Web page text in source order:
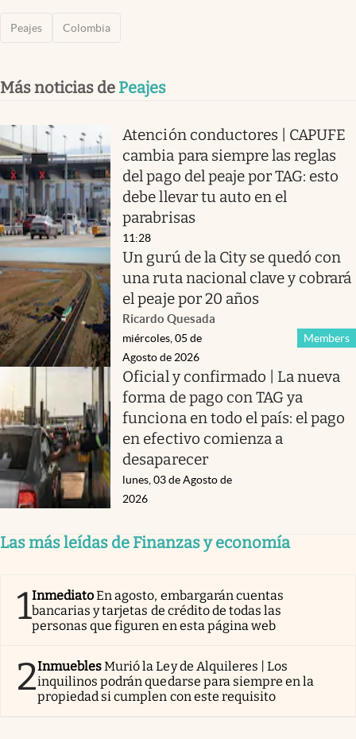
Peajes Colombia
Más noticias de Peajes
Atención conductores | CAPUFE
cambia para siempre las reglas
del pago del peaje por TAG: esto
debe llevar tu auto en el
parabrisas
11:28
Un gurú de la City se quedó con
una ruta nacional clave y cobrará
el peaje por 20 años
Ricardo Quesada
Members
miércoles, 05 de
Agosto de 2026
Oficial y confirmado | La nueva
forma de pago con TAG ya
funciona en todo el país: el pago
en efectivo comienza a
desaparecer
lunes, 03 de Agosto de
2026
Las más leídas de Finanzas y economía
1InmediatoEn agosto, embargarán cuentas
bancarias y tarjetas de crédito de todas las
personas que figuren en esta página web
2InmueblesMurió la Ley de Alquileres | Los
inquilinos podrán quedarse para siempre en la
propiedad si cumplen con este requisito